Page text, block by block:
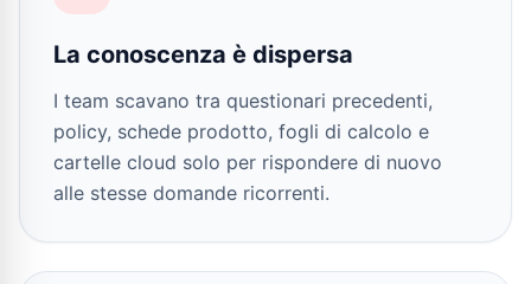
La conoscenza è dispersa
I team scavano tra questionari precedenti,
policy, schede prodotto, fogli di calcolo e
cartelle cloud solo per rispondere di nuovo
alle stesse domande ricorrenti.